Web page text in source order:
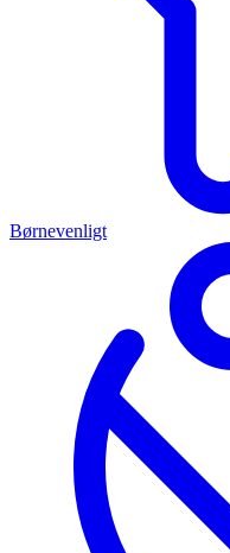
Børnevenligt